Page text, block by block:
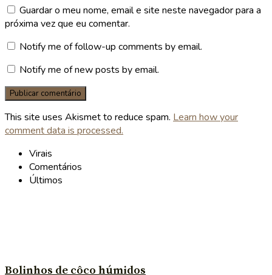
Guardar o meu nome, email e site neste navegador para a
próxima vez que eu comentar.
Notify me of follow-up comments by email.
Notify me of new posts by email.
This site uses Akismet to reduce spam. Learn how your
comment data is processed.
Virais
Comentários
Últimos
Bolinhos de côco húmidos